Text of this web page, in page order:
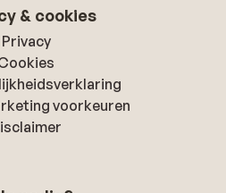
& cookies
Privacy
voorkeuren